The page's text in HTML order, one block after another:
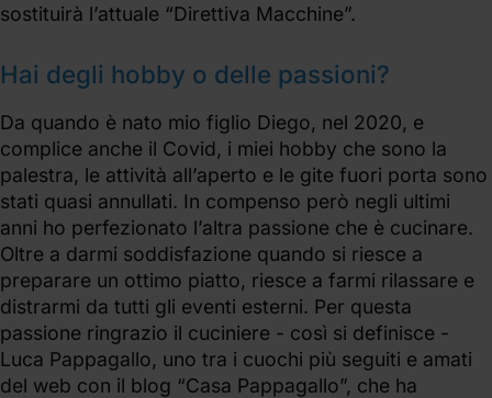
sostituirà l’attuale “Direttiva Macchine”.
Hai degli hobby o delle passioni?
Da quando è nato mio figlio Diego, nel 2020, e
complice anche il Covid, i miei hobby che sono la
palestra, le attività all’aperto e le gite fuori porta sono
stati quasi annullati. In compenso però negli ultimi
anni ho perfezionato l’altra passione che è cucinare.
Oltre a darmi soddisfazione quando si riesce a
preparare un ottimo piatto, riesce a farmi rilassare e
distrarmi da tutti gli eventi esterni. Per questa
passione ringrazio il cuciniere - così si definisce -
Luca Pappagallo, uno tra i cuochi più seguiti e amati
del web con il blog “Casa Pappagallo”, che ha